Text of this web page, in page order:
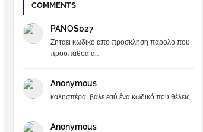
COMMENTS
PANOS027
Ζηταει κωδικο απο προσκληση παρολο που
προσπαθσα α...
Anonymous
καλησπέρα...βάλε εσύ ένα κωδικό που θέλεις
Anonymous